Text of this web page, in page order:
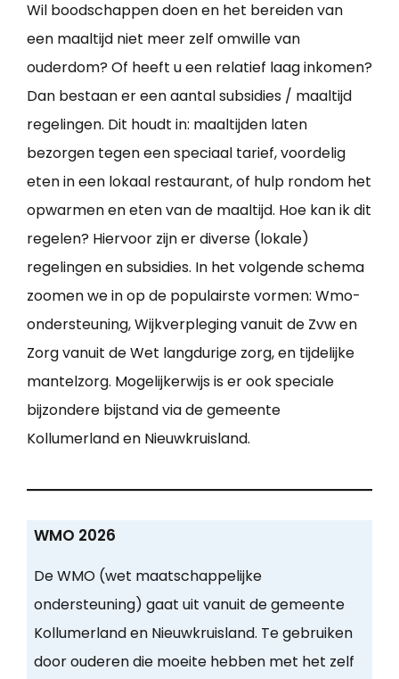
Wil boodschappen doen en het bereiden van
een maaltijd niet meer zelf omwille van
ouderdom? Of heeft u een relatief laag inkomen?
Dan bestaan er een aantal subsidies / maaltijd
regelingen. Dit houdt in: maaltijden laten
bezorgen tegen een speciaal tarief, voordelig
eten in een lokaal restaurant, of hulp rondom het
opwarmen en eten van de maaltijd. Hoe kan ik dit
regelen? Hiervoor zijn er diverse (lokale)
regelingen en subsidies. In het volgende schema
zoomen we in op de populairste vormen: Wmo-
ondersteuning, Wijkverpleging vanuit de Zvw en
Zorg vanuit de Wet langdurige zorg, en tijdelijke
mantelzorg. Mogelijkerwijs is er ook speciale
bijzondere bijstand via de gemeente
Kollumerland en Nieuwkruisland.
WMO 2026
De WMO (wet maatschappelijke
ondersteuning) gaat uit vanuit de gemeente
Kollumerland en Nieuwkruisland. Te gebruiken
door ouderen die moeite hebben met het zelf